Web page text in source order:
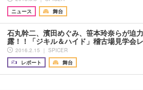
ニュース
舞台
石丸幹二、濱田めぐみ、笹本玲奈らが迫
露！！「ジキル＆ハイド」稽古場見学会
2016.2.15 ｜ SPICER
レポート
舞台